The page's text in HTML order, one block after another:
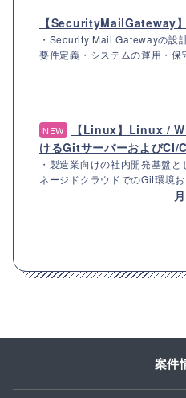
【SecurityMailGateway
・Security Mail Gatewayの設
要件定義・システムの運用・保
NEW
【Linux】Linux /
けるGitサーバーおよびCI/
・製造業向けの社内開発基盤
ネージドクラウドでのGit環境
案件